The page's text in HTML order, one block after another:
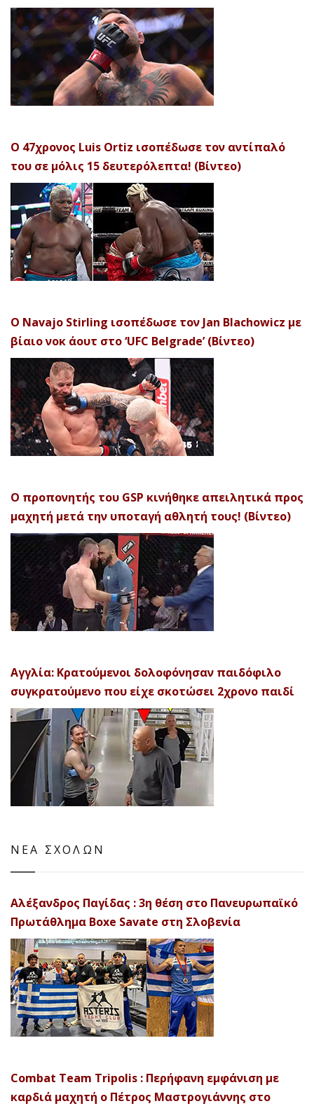
Ο 47χρονος Luis Ortiz ισοπέδωσε τον αντίπαλό
του σε μόλις 15 δευτερόλεπτα! (Βίντεο)
Ο Navajo Stirling ισοπέδωσε τον Jan Blachowicz με
βίαιο νοκ άουτ στο ‘UFC Belgrade’ (Βίντεο)
Ο προπονητής του GSP κινήθηκε απειλητικά προς
μαχητή μετά την υποταγή αθλητή τους! (Βίντεο)
Αγγλία: Κρατούμενοι δολοφόνησαν παιδόφιλο
συγκρατούμενο που είχε σκοτώσει 2χρονο παιδί
ΝΕΑ ΣΧΟΛΩΝ
Αλέξανδρος Παγίδας : 3η θέση στο Πανευρωπαϊκό
Πρωτάθλημα Boxe Savate στη Σλοβενία
Combat Team Tripolis : Περήφανη εμφάνιση με
καρδιά μαχητή ο Πέτρος Μαστρογιάννης στο